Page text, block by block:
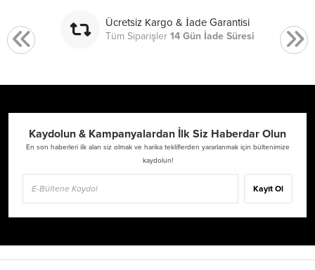
Ücretsiz Kargo & İade Garantisi
Tüm Siparişler14 Gün İade Süresi
Kaydolun & Kampanyalardan İlk Siz Haberdar Olun
En son haberleri ilk alan siz olmak ve harika tekliflerden yararlanmak için bültenimize
kaydolun!
Kayıt Ol